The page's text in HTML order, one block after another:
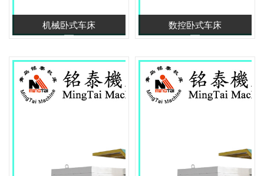
机械卧式车床 数控卧式车床